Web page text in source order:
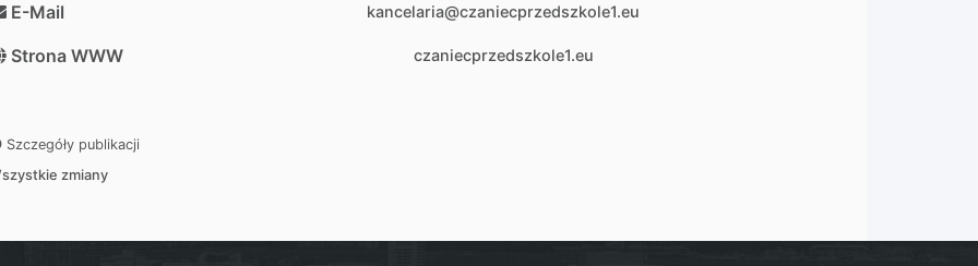
E-Mail kancelaria@czaniecprzedszkole1.eu
Strona WWW czaniecprzedszkole1.eu
Szczegóły publikacji
zmiany